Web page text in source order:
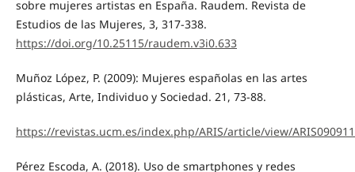
sobre mujeres artistas en España. Raudem. Revista de
Estudios de las Mujeres, 3, 317-338.
https://doi.org/10.25115/raudem.v3i0.633
Muñoz López, P. (2009): Mujeres españolas en las artes
plásticas, Arte, Individuo y Sociedad. 21, 73-88.
https://revistas.ucm.es/index.php/ARIS/article/view/
Pérez Escoda, A. (2018). Uso de smartphones y redes